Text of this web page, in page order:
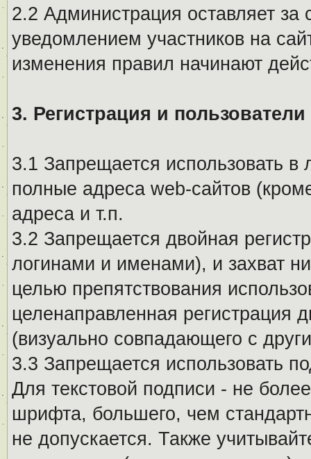
2.2 Администрация оставляет
уведомлением участников на
изменения правил начинают
3. Регистрация и пользователи
3.1 Запрещается использовать
полные адреса web-сайтов
адреса и т.п.
3.2 Запрещается двойная
логинами и именами), и захват
целью препятствования
целенаправленная регистрация
(визуально совпадающего с
3.3 Запрещается использовать
Для текстовой подписи - не
шрифта, большего, чем
не допускается. Также